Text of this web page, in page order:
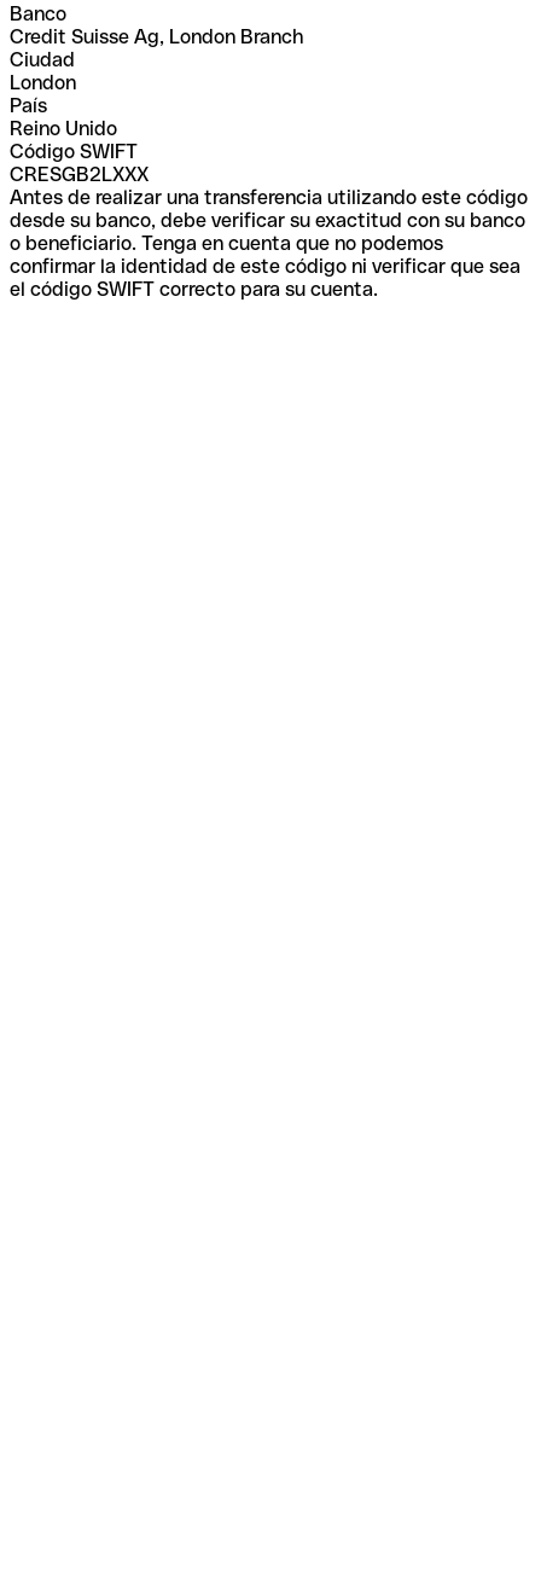
Banco
Credit Suisse Ag, London Branch
Ciudad
London
País
Reino Unido
Código SWIFT
CRESGB2LXXX
Antes de realizar una transferencia utilizando este código
desde su banco, debe verificar su exactitud con su banco
o beneficiario. Tenga en cuenta que no podemos
confirmar la identidad de este código ni verificar que sea
el código SWIFT correcto para su cuenta.